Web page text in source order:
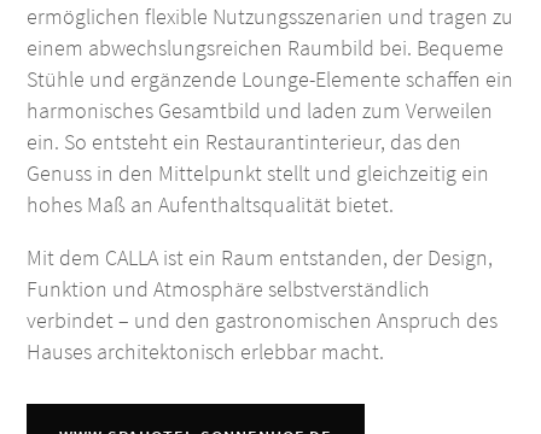
ermöglichen flexible Nutzungsszenarien und tragen zu
einem abwechslungsreichen Raumbild bei. Bequeme
Stühle und ergänzende Lounge-Elemente schaffen ein
harmonisches Gesamtbild und laden zum Verweilen
ein. So entsteht ein Restaurantinterieur, das den
Genuss in den Mittelpunkt stellt und gleichzeitig ein
hohes Maß an Aufenthaltsqualität bietet.
Mit dem CALLA ist ein Raum entstanden, der Design,
Funktion und Atmosphäre selbstverständlich
verbindet – und den gastronomischen Anspruch des
Hauses architektonisch erlebbar macht.